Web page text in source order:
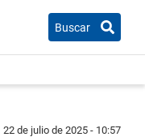
Buscar
22 de julio de 2025 - 10:57